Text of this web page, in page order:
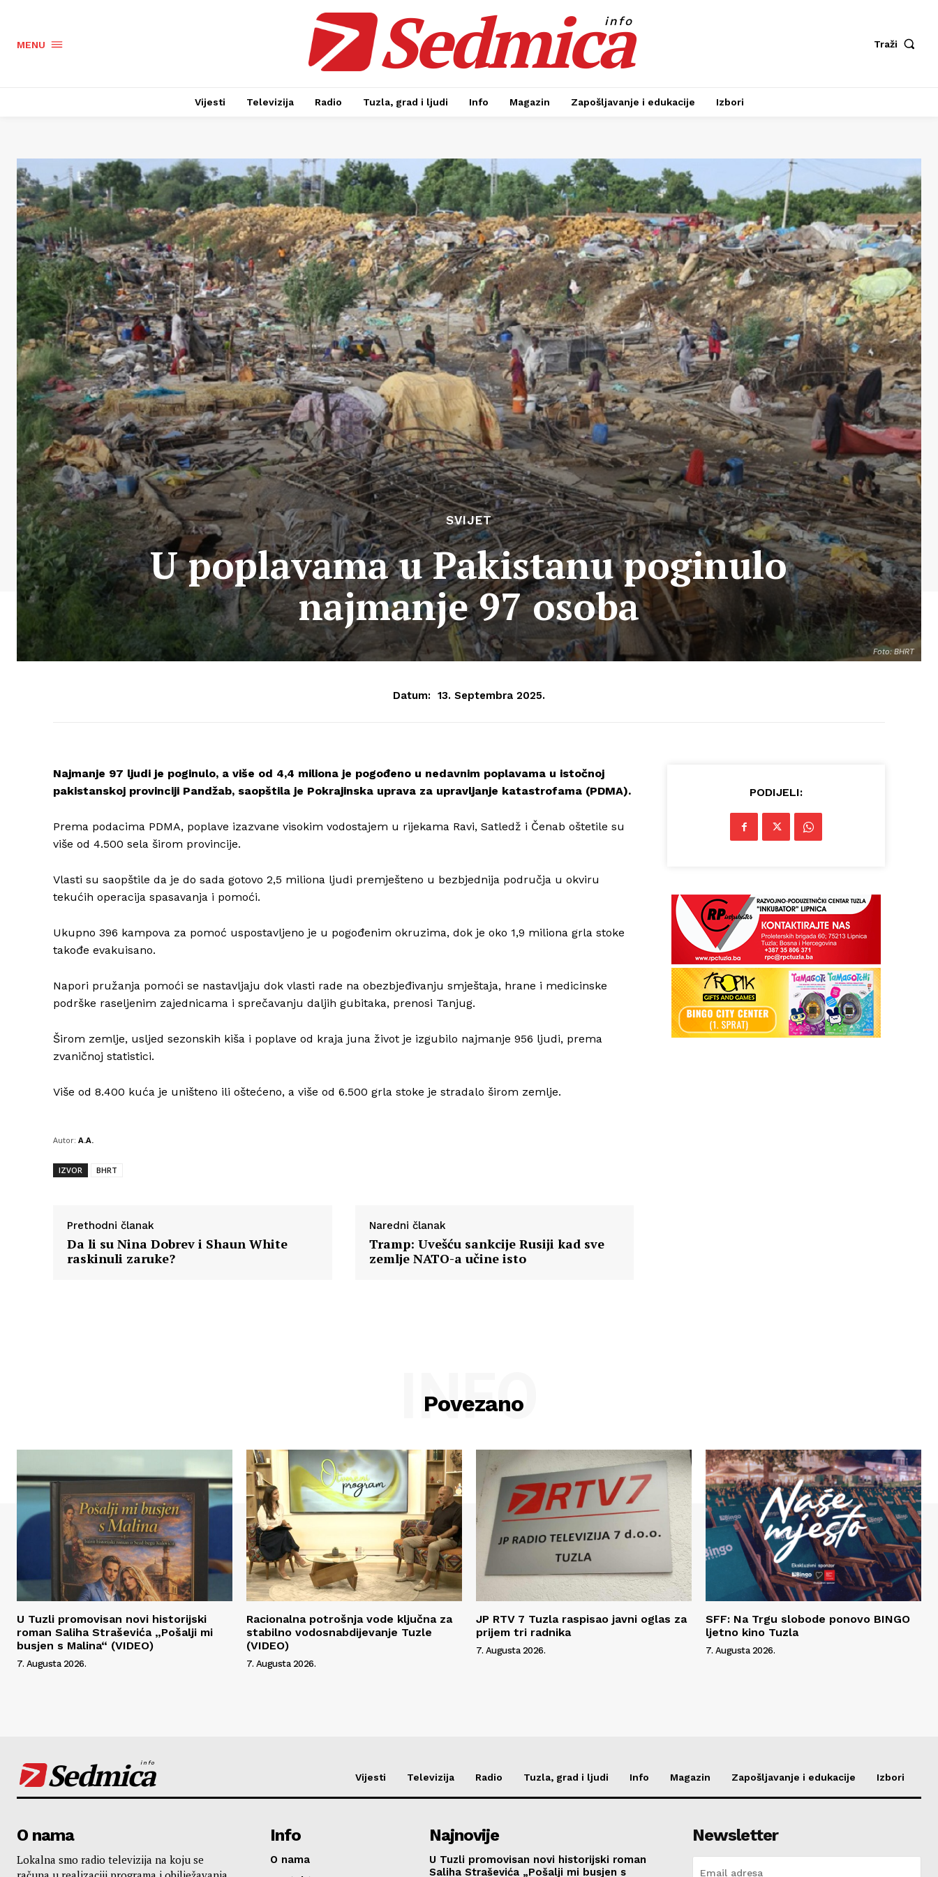
Info
O nama
Impressum
MENU Sedmica
info
Traži
Vijesti Televizija Radio Tuzla, grad i ljudi Info Magazin Zapošljavanje i edukacije Izbori
Foto: BHRT
SVIJET
U poplavama u Pakistanu poginulo
najmanje 97 osoba
Datum: 13. Septembra 2025.
Najmanje 97 ljudi je poginulo, a više od 4,4 miliona je pogođeno u nedavnim poplavama u istočnoj
pakistanskoj provinciji Pandžab, saopštila je Pokrajinska uprava za upravljanje katastrofama (PDMA).
Prema podacima PDMA, poplave izazvane visokim vodostajem u rijekama Ravi, Satledž i Čenab oštetile su
više od 4.500 sela širom provincije.
Vlasti su saopštile da je do sada gotovo 2,5 miliona ljudi premješteno u bezbjednija područja u okviru
tekućih operacija spasavanja i pomoći.
Ukupno 396 kampova za pomoć uspostavljeno je u pogođenim okruzima, dok je oko 1,9 miliona grla stoke
takođe evakuisano.
Napori pružanja pomoći se nastavljaju dok vlasti rade na obezbjeđivanju smještaja, hrane i medicinske
podrške raseljenim zajednicama i sprečavanju daljih gubitaka, prenosi Tanjug.
Širom zemlje, usljed sezonskih kiša i poplave od kraja juna život je izgubilo najmanje 956 ljudi, prema
zvaničnoj statistici.
Više od 8.400 kuća je uništeno ili oštećeno, a više od 6.500 grla stoke je stradalo širom zemlje.
Autor: A.A.
IZVOR BHRT
Prethodni članak
Da li su Nina Dobrev i Shaun White
raskinuli zaruke?
Naredni članak
Tramp: Uvešću sankcije Rusiji kad sve
zemlje NATO-a učine isto
PODIJELI:
Povezano
INFO
U Tuzli promovisan novi historijski
roman Saliha Straševića „Pošalji mi
busjen s Malina“ (VIDEO)
7. Augusta 2026.
Racionalna potrošnja vode ključna za
stabilno vodosnabdijevanje Tuzle
(VIDEO)
7. Augusta 2026.
JP RTV 7 Tuzla raspisao javni oglas za
prijem tri radnika
7. Augusta 2026.
SFF: Na Trgu slobode ponovo BINGO
ljetno kino Tuzla
7. Augusta 2026.
Sedmica
info
Vijesti Televizija Radio Tuzla, grad i ljudi Info Magazin Zapošljavanje i edukacije Izbori
O nama
Lokalna smo radio televizija na koju se
Info
O nama
Najnovije
U Tuzli promovisan novi historijski roman
Saliha Straševića „Pošalji mi busjen s
Newsletter